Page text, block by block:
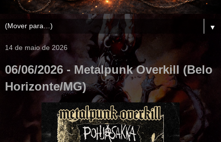
▼
14 de maio de 2026
06/06/2026 - Metalpunk Overkill (Belo
Horizonte/MG)